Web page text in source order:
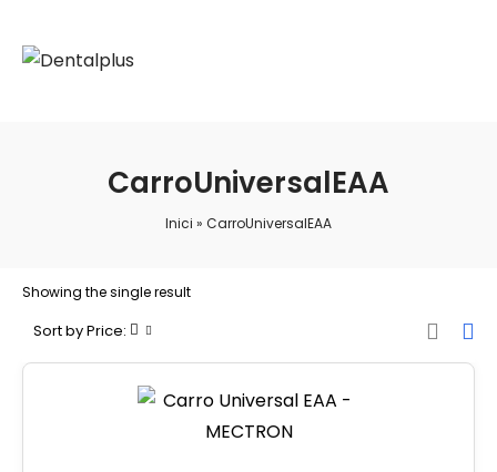
CarroUniversalEAA
Inici » CarroUniversalEAA
Showing the single result
Sort by Price: